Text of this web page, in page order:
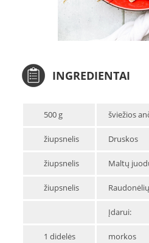
INGREDIENTAI
500 g šviežios
žiupsnelis Druskos
žiupsnelis Maltų
žiupsnelis Raudonėlių
Įdarui:
1 didelės morkos